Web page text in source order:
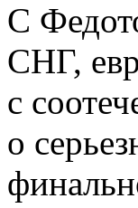
С
СНГ,
с
о